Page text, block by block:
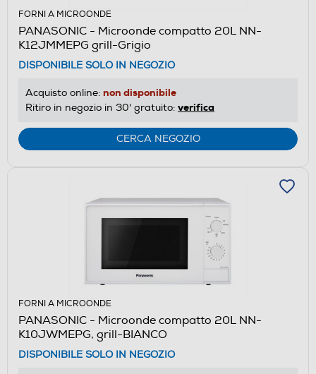
FORNI A MICROONDE
PANASONIC - Microonde compatto 20L NN-
K12JMMEPG grill-Grigio
DISPONIBILE SOLO IN NEGOZIO
Acquisto online: non disponibile
Ritiro in negozio in 30' gratuito: verifica
CERCA NEGOZIO
FORNI A MICROONDE
PANASONIC - Microonde compatto 20L NN-
K10JWMEPG, grill-BIANCO
DISPONIBILE SOLO IN NEGOZIO